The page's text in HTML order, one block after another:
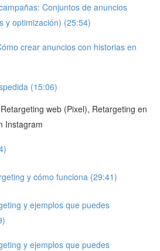
Conjuntos de anuncios
y optimización) (25:54)
crear anuncios con historias en
(15:06)
web (Pixel), Retargeting en
Instagram
y cómo funciona (29:41)
y ejemplos que puedes
y ejemplos que puedes